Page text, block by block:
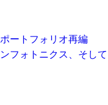
ートフォリオ再編
フォトニクス、そして